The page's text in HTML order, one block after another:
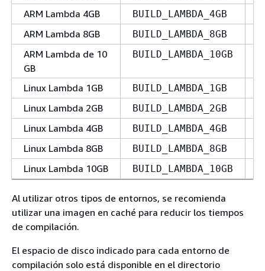
ARM Lambda 4GB BUILD_LAMBDA_4GB
ARM Lambda 8GB BUILD_LAMBDA_8GB
ARM Lambda de 10
GB
BUILD_LAMBDA_10GB
Linux Lambda 1GB BUILD_LAMBDA_1GB
Linux Lambda 2GB BUILD_LAMBDA_2GB
Linux Lambda 4GB BUILD_LAMBDA_4GB
Linux Lambda 8GB BUILD_LAMBDA_8GB
Linux Lambda 10GB BUILD_LAMBDA_10GB
Al utilizar otros tipos de entornos, se recomienda
utilizar una imagen en caché para reducir los tiempos
de compilación.
El espacio de disco indicado para cada entorno de
compilación solo está disponible en el directorio